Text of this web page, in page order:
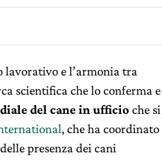
e l’armonia tra
scientifica che lo conferma e
del cane in ufficioche si
, che ha coordinato
presenza dei cani